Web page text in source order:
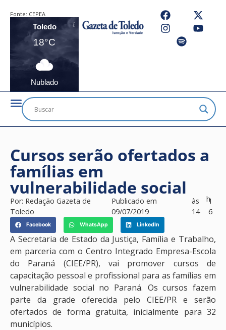
Fonte: CEPEA
Toledo
18°C
Nublado
Cursos serão ofertados a
famílias em
vulnerabilidade social
Por: Redação Gazeta de
Toledo
Publicado em
09/07/2019
às
14
h1
6
Facebook WhatsApp LinkedIn
A Secretaria de Estado da Justiça, Família e Trabalho,
em parceria com o Centro Integrado Empresa-Escola
do Paraná (CIEE/PR), vai promover cursos de
capacitação pessoal e profissional para as famílias em
vulnerabilidade social no Paraná. Os cursos fazem
parte da grade oferecida pelo CIEE/PR e serão
ofertados de forma gratuita, inicialmente para 32
municípios.